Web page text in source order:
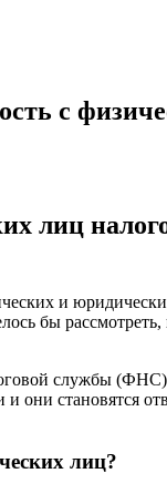
с
лиц
и
бы
службы
они становятся
лиц?